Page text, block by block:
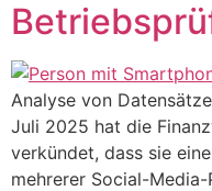
Analyse von
Juli 2025 hat die
verkündet, dass sie
mehrerer Social-